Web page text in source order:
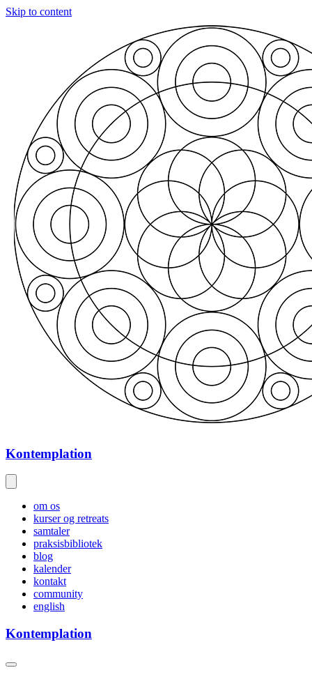
Skip to content
Kontemplation
om os
kurser og retreats
samtaler
praksisbibliotek
blog
kalender
kontakt
community
english
Kontemplation